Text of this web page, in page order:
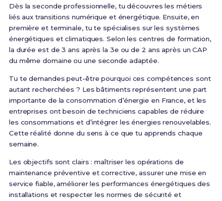
Dès la seconde professionnelle, tu découvres les métiers
liés aux transitions numérique et énergétique. Ensuite, en
première et terminale, tu te spécialises sur les systèmes
énergétiques et climatiques. Selon les centres de formation,
la durée est de 3 ans après la 3e ou de 2 ans après un CAP
du même domaine ou une seconde adaptée.
Tu te demandes peut-être pourquoi ces compétences sont
autant recherchées ? Les bâtiments représentent une part
importante de la consommation d’énergie en France, et les
entreprises ont besoin de techniciens capables de réduire
les consommations et d’intégrer les énergies renouvelables.
Cette réalité donne du sens à ce que tu apprends chaque
semaine.
Les objectifs sont clairs : maîtriser les opérations de
maintenance préventive et corrective, assurer une mise en
service fiable, améliorer les performances énergétiques des
installations et respecter les normes de sécurité et